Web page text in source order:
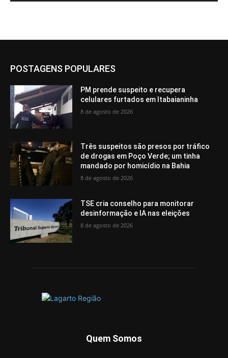
POSTAGENS POPULARES
PM prende suspeito e recupera
celulares furtados em Itabaianinha
8 de agosto de 2026
Três suspeitos são presos por tráfico
de drogas em Poço Verde; um tinha
mandado por homicídio na Bahia
8 de agosto de 2026
TSE cria conselho para monitorar
desinformação e IA nas eleições
8 de agosto de 2026
Quem Somos